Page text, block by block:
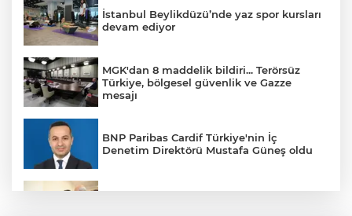
İstanbul Beylikdüzü’nde yaz spor kursları
devam ediyor
MGK'dan 8 maddelik bildiri... Terörsüz
Türkiye, bölgesel güvenlik ve Gazze
mesajı
BNP Paribas Cardif Türkiye'nin İç
Denetim Direktörü Mustafa Güneş oldu